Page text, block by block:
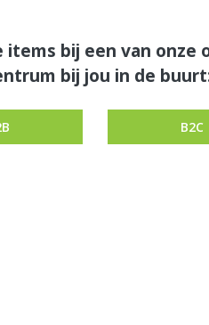
items bij een van onze
bij jou in de
B2C